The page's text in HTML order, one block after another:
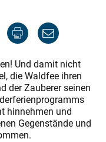
Und damit nicht
die Waldfee ihren
der Zauberer seinen
hinnehmen und
Gegenstände und